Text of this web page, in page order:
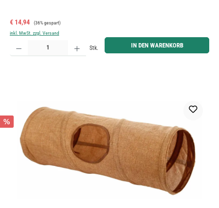
Verkaufspreis:
€ 14,94 Regulärer Preis:
(36% gespart)
inkl. MwSt. zzgl. Versand
Produkt Anzahl: Gib den gewünschten Wert ein oder benutze die Schaltflächen um die Anzahl zu
Stk. IN DEN WARENKORB
%